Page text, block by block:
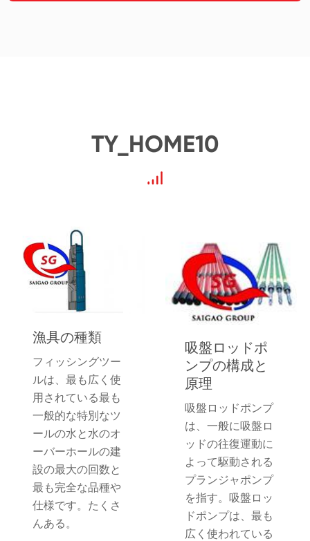
TY_HOME10
漁具の種類
フィッシングツー
ルは、最も広く使
用されている最も
一般的な特別なツ
ールの水と水のオ
ーバーホールの建
設の最大の回数と
最も完全な品種や
仕様です。たくさ
んある。
吸盤ロッドポ
ンプの構成と
原理
吸盤ロッドポンプ
は、一般に吸盤ロ
ッドの往復運動に
よって駆動される
プランジャポンプ
を指す。吸盤ロッ
ドポンプは、最も
広く使われている